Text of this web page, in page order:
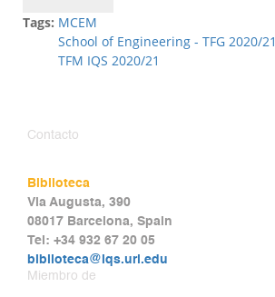
Tags: MCEM
School of Engineering - TFG 2020/21
TFM IQS 2020/21
Contacto
Biblioteca
Via Augusta, 390
08017 Barcelona, Spain
Tel: +34 932 67 20 05
biblioteca@iqs.url.edu
Miembro de